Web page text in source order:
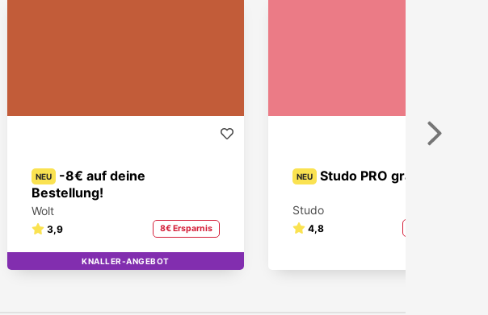
NEU
-8€ auf deine
Bestellung!
Wolt
3,9 8€ Ersparnis
TOP
KNALLER-ANGEBOT
NEU Studo PRO gratis
Studo
4,8